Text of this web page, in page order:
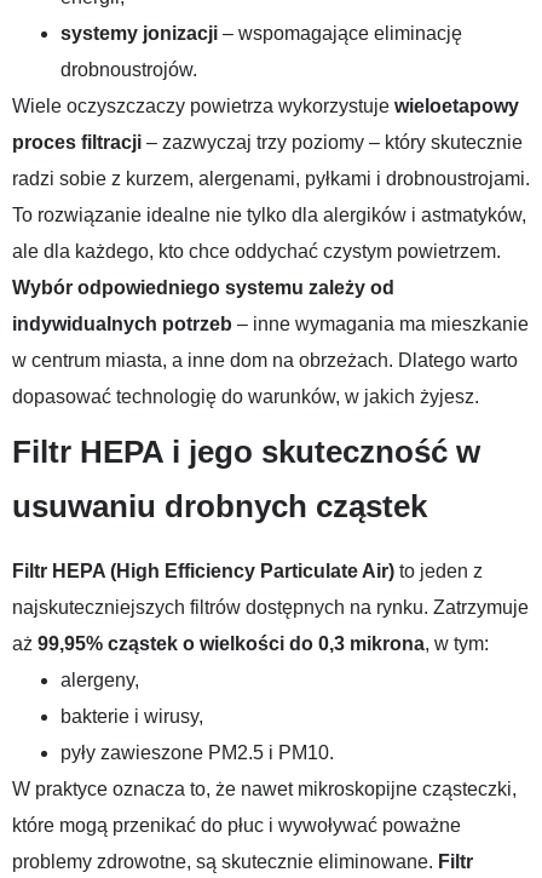
systemy jonizacji – wspomagające eliminację
drobnoustrojów.
Wiele oczyszczaczy powietrza wykorzystuje wieloetapowy
proces filtracji – zazwyczaj trzy poziomy – który skutecznie
radzi sobie z kurzem, alergenami, pyłkami i drobnoustrojami.
To rozwiązanie idealne nie tylko dla alergików i astmatyków,
ale dla każdego, kto chce oddychać czystym powietrzem.
Wybór odpowiedniego systemu zależy od
indywidualnych potrzeb – inne wymagania ma mieszkanie
w centrum miasta, a inne dom na obrzeżach. Dlatego warto
dopasować technologię do warunków, w jakich żyjesz.
Filtr HEPA i jego skuteczność w
usuwaniu drobnych cząstek
Filtr HEPA (High Efficiency Particulate Air) to jeden z
najskuteczniejszych filtrów dostępnych na rynku. Zatrzymuje
aż 99,95% cząstek o wielkości do 0,3 mikrona, w tym:
alergeny,
bakterie i wirusy,
pyły zawieszone PM2.5 i PM10.
W praktyce oznacza to, że nawet mikroskopijne cząsteczki,
które mogą przenikać do płuc i wywoływać poważne
problemy zdrowotne, są skutecznie eliminowane. Filtr